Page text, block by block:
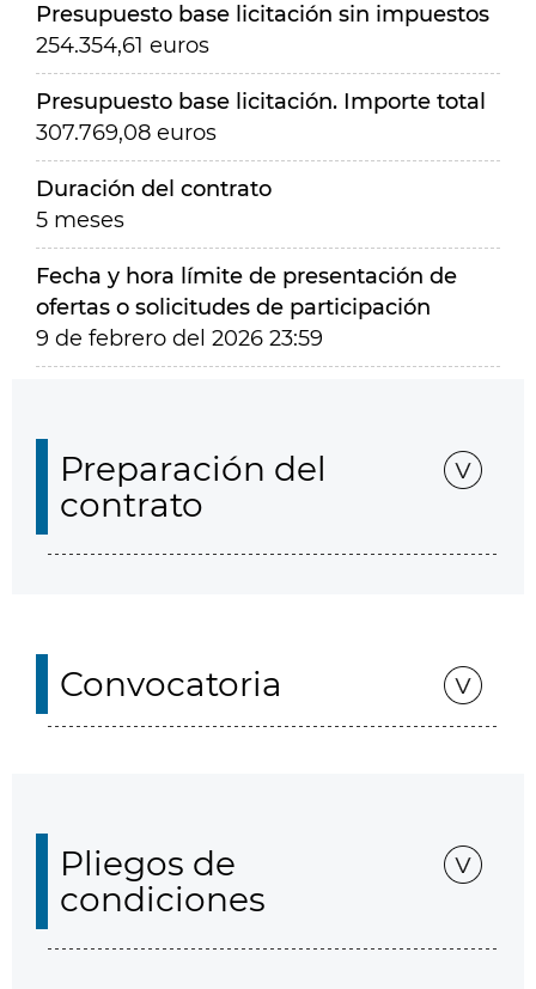
Presupuesto base licitación sin impuestos
254.354,61 euros
Presupuesto base licitación. Importe total
307.769,08 euros
Duración del contrato
5 meses
Fecha y hora límite de presentación de
ofertas o solicitudes de participación
9 de febrero del 2026 23:59
Preparación del
contrato
Convocatoria
Pliegos de
condiciones